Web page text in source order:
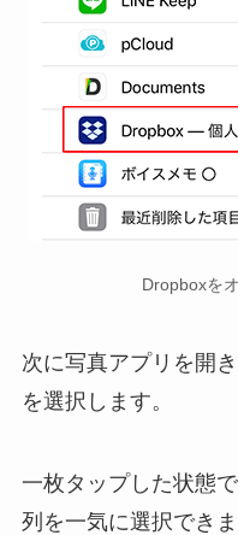
Dropboxを
次に写真アプリを開
を選択します。
一枚タップした状態
列を一気に選択でき